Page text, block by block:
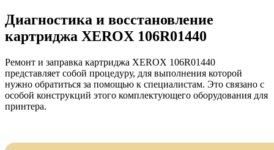
Диагностика и восстановление
картриджа XEROX 106R01440
Ремонт и заправка картриджа XEROX 106R01440
представляет собой процедуру, для выполнения которой
нужно обратиться за помощью к специалистам. Это связано с
особой конструкций этого комплектующего оборудования для
принтера.